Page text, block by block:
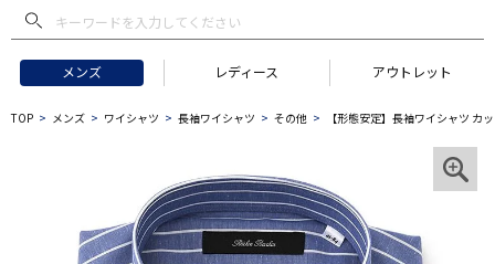
メンズ レディース アウトレット
TOP メンズ ワイシャツ 長袖ワイシャツ その他 【形態安定】長袖ワイシャツ カ